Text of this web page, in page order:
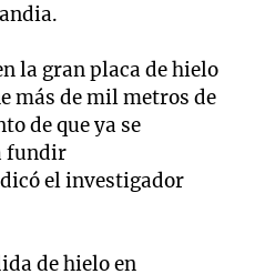
la gran placa de hielo
más de mil metros de
de que ya se
fundir
el investigador
de hielo en